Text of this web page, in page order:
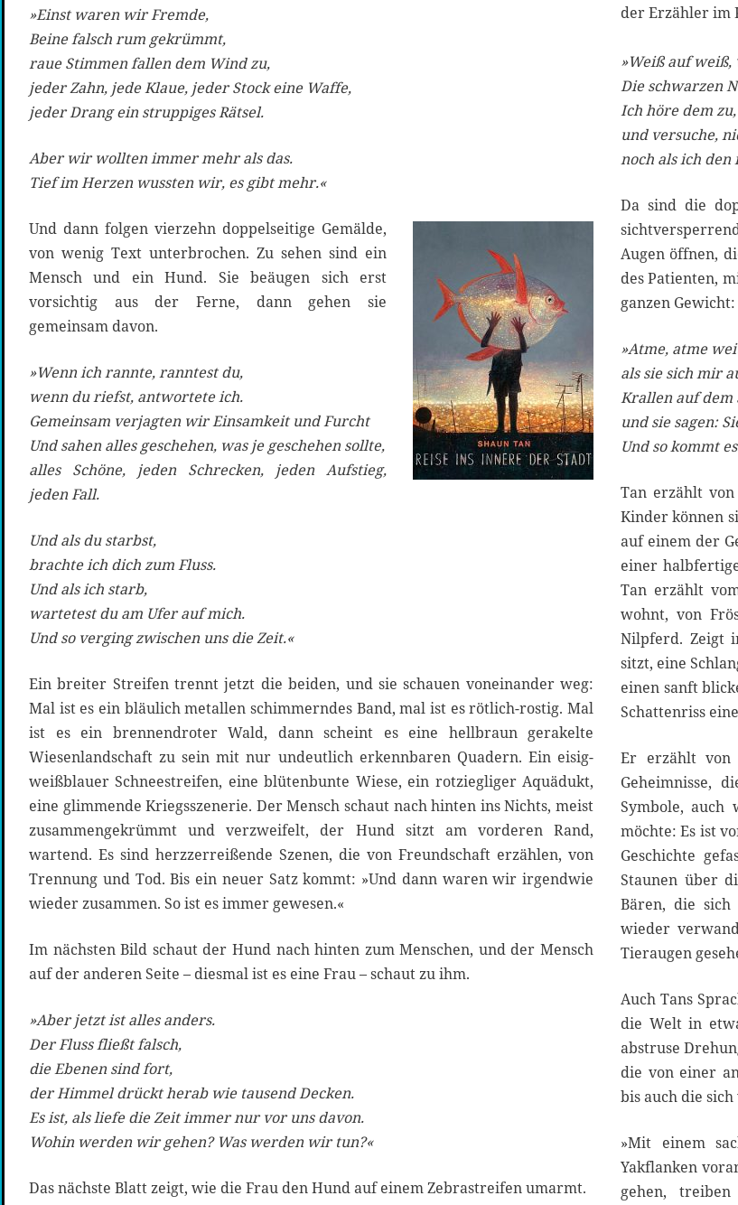
»Einst waren wir Fremde,
Beine falsch rum gekrümmt,
raue Stimmen fallen dem Wind zu,
jeder Zahn, jede Klaue, jeder Stock eine Waffe,
jeder Drang ein struppiges Rätsel.
Aber wir wollten immer mehr als das.
Tief im Herzen wussten wir, es gibt mehr.«
Und dann folgen vierzehn doppelseitige Gemälde,
von wenig Text unterbrochen. Zu sehen sind ein
Mensch und ein Hund. Sie beäugen sich erst
vorsichtig aus der Ferne, dann gehen sie
gemeinsam davon.
»Wenn ich rannte, ranntest du,
wenn du riefst, antwortete ich.
Gemeinsam verjagten wir Einsamkeit und Furcht
Und sahen alles geschehen, was je geschehen sollte,
alles Schöne, jeden Schrecken, jeden Aufstieg,
jeden Fall.
Und als du starbst,
brachte ich dich zum Fluss.
Und als ich starb,
wartetest du am Ufer auf mich.
Und so verging zwischen uns die Zeit.«
Ein breiter Streifen trennt jetzt die beiden, und sie schauen voneinander weg:
Mal ist es ein bläulich metallen schimmerndes Band, mal ist es rötlich-rostig. Mal
ist es ein brennendroter Wald, dann scheint es eine hellbraun gerakelte
Wiesenlandschaft zu sein mit nur undeutlich erkennbaren Quadern. Ein eisig-
weißblauer Schneestreifen, eine blütenbunte Wiese, ein rotziegliger Aquädukt,
eine glimmende Kriegsszenerie. Der Mensch schaut nach hinten ins Nichts, meist
zusammengekrümmt und verzweifelt, der Hund sitzt am vorderen Rand,
wartend. Es sind herzzerreißende Szenen, die von Freundschaft erzählen, von
Trennung und Tod. Bis ein neuer Satz kommt: »Und dann waren wir irgendwie
wieder zusammen. So ist es immer gewesen.«
Im nächsten Bild schaut der Hund nach hinten zum Menschen, und der Mensch
auf der anderen Seite – diesmal ist es eine Frau – schaut zu ihm.
»Aber jetzt ist alles anders.
Der Fluss fließt falsch,
die Ebenen sind fort,
der Himmel drückt herab wie tausend Decken.
Es ist, als liefe die Zeit immer nur vor uns davon.
Wohin werden wir gehen? Was werden wir tun?«
Das nächste Blatt zeigt, wie die Frau den Hund auf einem Zebrastreifen umarmt.
der Erzähler im
»Weiß auf weiß,
Die schwarzen
Ich höre dem
und versuche,
noch als ich den
Da sind die
Augen öffnen,
des Patienten,
ganzen Gewicht:
»Atme, atme
als sie sich mir
Krallen auf dem
und sie sagen:
Und so kommt
Tan erzählt
Kinder können
auf einem der
einer
Tan erzählt
wohnt, von
Nilpferd. Zeigt
sitzt, eine
einen sanft
Schattenriss
Er erzählt von
Geheimnisse,
Symbole, auch
möchte: Es ist
Geschichte
Staunen über
Bären, die sich
wieder
Tieraugen
Auch Tans
die Welt in
abstruse
die von einer
bis auch die
»Mit einem
Yakflanken
gehen,